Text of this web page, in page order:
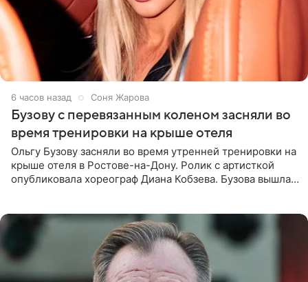
6 часов назад Соня Жарова
Бузову с перевязанным коленом засняли во
время тренировки на крыше отеля
Ольгу Бузову засняли во время утренней тренировки на
крыше отеля в Ростове-на-Дону. Ролик с артисткой
опубликовала хореограф Диана Кобзева. Бузова вышла